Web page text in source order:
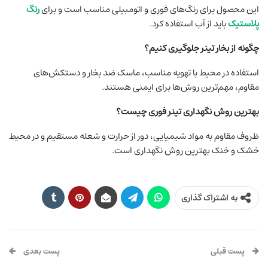
این محصول برای رنگ‌های فوری و اتومبیلی مناسب است و برایرنگ‌
پلاستیکباید از آب استفاده کرد.
چگونه از بخار تینر جلوگیری کنیم؟
استفاده در محیط با تهویه مناسب، ماسک ضد بخار و دستکش‌های
مقاوم، مهم‌ترین روش‌ها برای ایمنی هستند.
بهترین روش نگهداری تینر فوری چیست؟
ظروف مقاوم به مواد شیمیایی، دور از حرارت و شعله مستقیم و در محیط
خشک و خنک بهترین روش نگهداری است.
به اشتراک گذاری
پست قبلی پست بعدی